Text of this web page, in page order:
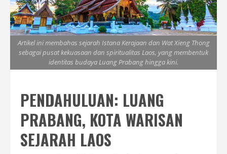
Artikel ini membahas sejarah Istana Kerajaan dan Wat Xieng Thong
sebagai pusat kekuasaan dan spiritualitas Laos, yang membentuk
identitas budaya Luang Prabang hingga kini.
PENDAHULUAN: LUANG
PRABANG, KOTA WARISAN
SEJARAH LAOS